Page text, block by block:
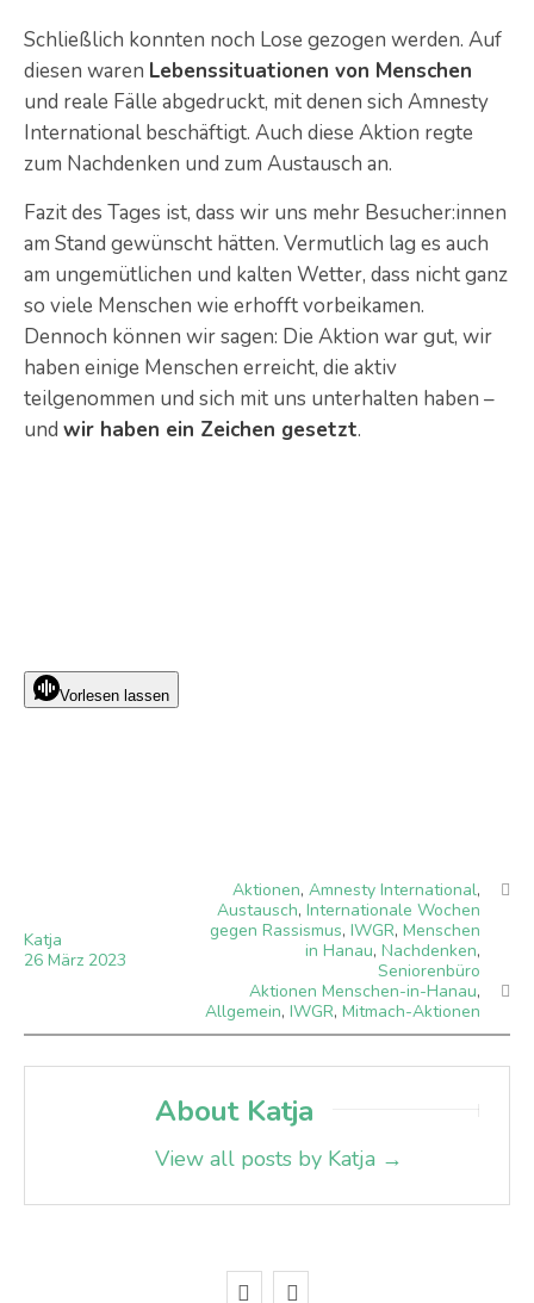
Schließlich konnten noch Lose gezogen werden. Auf
diesen waren Lebenssituationen von Menschen
und reale Fälle abgedruckt, mit denen sich Amnesty
International beschäftigt. Auch diese Aktion regte
zum Nachdenken und zum Austausch an.
Fazit des Tages ist, dass wir uns mehr Besucher:innen
am Stand gewünscht hätten. Vermutlich lag es auch
am ungemütlichen und kalten Wetter, dass nicht ganz
so viele Menschen wie erhofft vorbeikamen.
Dennoch können wir sagen: Die Aktion war gut, wir
haben einige Menschen erreicht, die aktiv
teilgenommen und sich mit uns unterhalten haben –
und wir haben ein Zeichen gesetzt.
Vorlesen lassen
Katja
26 März 2023
Aktionen, Amnesty International,
Austausch, Internationale Wochen
gegen Rassismus, IWGR, Menschen
in Hanau, Nachdenken,
Seniorenbüro
Aktionen Menschen-in-Hanau,
Allgemein, IWGR, Mitmach-Aktionen
About Katja
View all posts by Katja →